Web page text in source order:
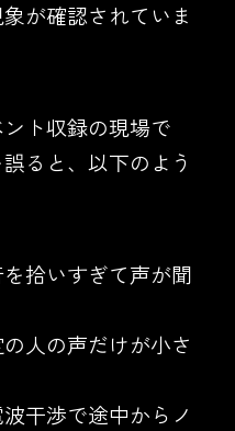
が確認されていま
ト収録の現場で
ると、以下のよう
拾いすぎて声が聞
人の声だけが小さ
干渉で途中からノ